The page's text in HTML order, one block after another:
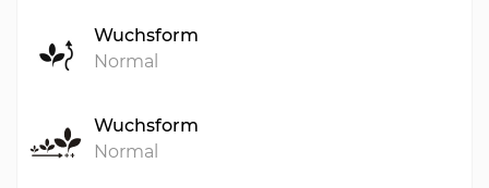
Wuchsform
Normal
Wuchsform
Normal